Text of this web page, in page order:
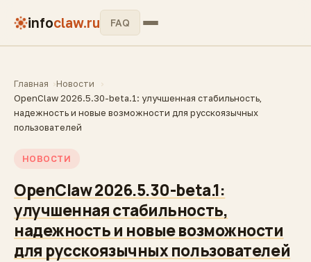
infoclaw.ru FAQ
Главная
Новости
OpenClaw 2026.5.30-beta.1: улучшенная стабильность,
надежность и новые возможности для русскоязычных
пользователей
НОВОСТИ
OpenClaw 2026.5.30-beta.1:
улучшенная стабильность,
надежность и новые возможности
для русскоязычных пользователей